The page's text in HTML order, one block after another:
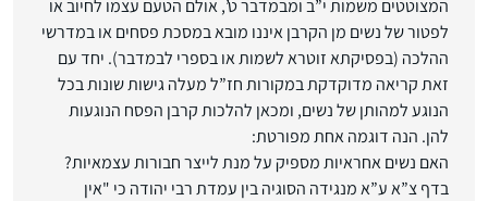
המצוטטים משמות י”ב ומבמדבר ט’, אולם ‏הטעם עצמו לחיוב או
לפטור של נשים מן הקרבן איננו מובא במסכת פסחים או במדרשי
ההלכה (בפסיקתא זוטרא ‏לשמות או בספרי לבמדבר). יחד עם
זאת קריאה מדוקדקת במקורות חז”ל מעלה גישות שונות בכל
הנוגע למהותן ‏של נשים, ומכאן להלכות קרבן הפסח הנוגעות
להן. הנה דוגמה אחת מפורטת:‏
האם נשים אחראיות מספיק על מנת לייצר חבורות עצמאיות?‏
בדף צ”א ע”א מנגידה הסוגיה בין עמדת רבי יהודה כי "אין